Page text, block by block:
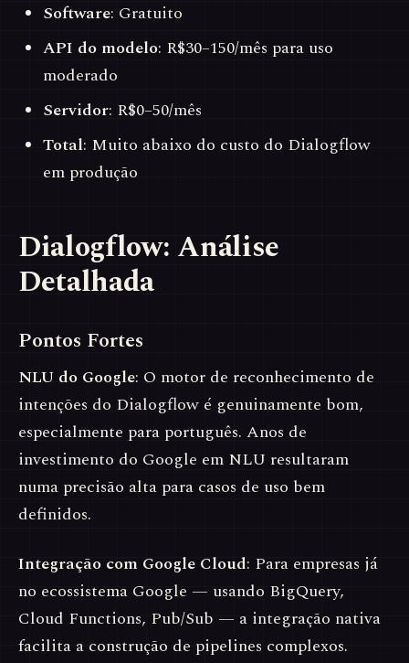
Software: Gratuito
API do modelo: R$30–150/mês para uso
moderado
Servidor: R$0–50/mês
Total: Muito abaixo do custo do Dialogflow
em produção
Dialogflow: Análise
Detalhada
Pontos Fortes
NLU do Google: O motor de reconhecimento de
intenções do Dialogflow é genuinamente bom,
especialmente para português. Anos de
investimento do Google em NLU resultaram
numa precisão alta para casos de uso bem
definidos.
Integração com Google Cloud: Para empresas já
no ecossistema Google — usando BigQuery,
Cloud Functions, Pub/Sub — a integração nativa
facilita a construção de pipelines complexos.